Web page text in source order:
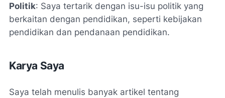
Politik: Saya tertarik dengan isu-isu politik yang
berkaitan dengan pendidikan, seperti kebijakan
pendidikan dan pendanaan pendidikan.
Karya Saya
Saya telah menulis banyak artikel tentang